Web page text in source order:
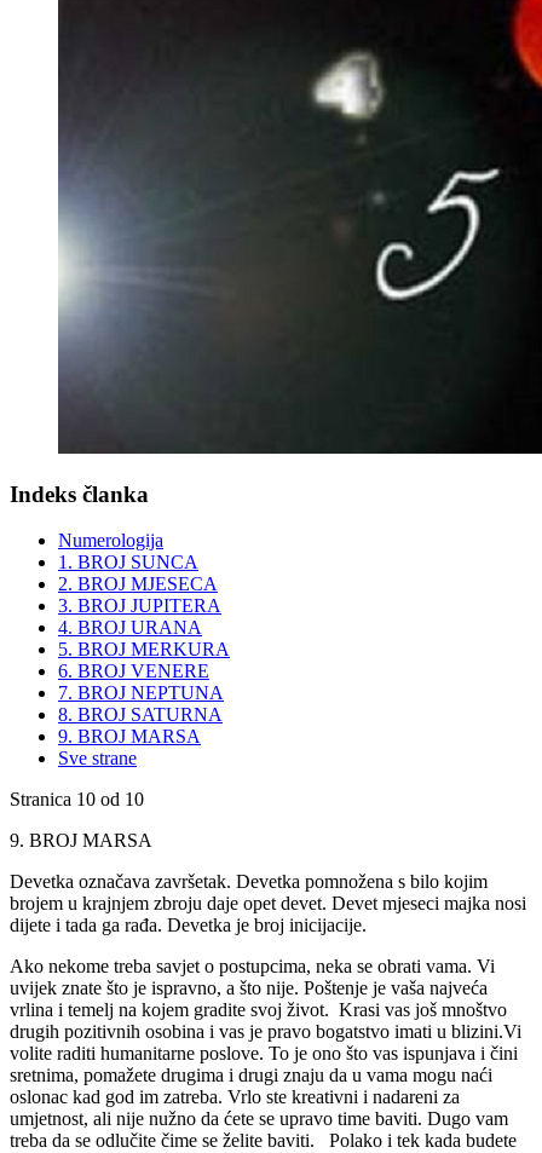
Indeks članka
Numerologija
1. BROJ SUNCA
2. BROJ MJESECA
3. BROJ JUPITERA
4. BROJ URANA
5. BROJ MERKURA
6. BROJ VENERE
7. BROJ NEPTUNA
8. BROJ SATURNA
9. BROJ MARSA
Sve strane
Stranica 10 od 10
9. BROJ MARSA
Devetka označava završetak. Devetka pomnožena s bilo kojim
brojem u krajnjem zbroju daje opet devet. Devet mjeseci majka nosi
dijete i tada ga rađa. Devetka je broj inicijacije.
Ako nekome treba savjet o postupcima, neka se obrati vama. Vi
uvijek znate što je ispravno, a što nije. Poštenje je vaša najveća
vrlina i temelj na kojem gradite svoj život. Krasi vas još mnoštvo
drugih pozitivnih osobina i vas je pravo bogatstvo imati u blizini.Vi
volite raditi humanitarne poslove. To je ono što vas ispunjava i čini
sretnima, pomažete drugima i drugi znaju da u vama mogu naći
oslonac kad god im zatreba. Vrlo ste kreativni i nadareni za
umjetnost, ali nije nužno da ćete se upravo time baviti. Dugo vam
treba da se odlučite čime se želite baviti. Polako i tek kada budete